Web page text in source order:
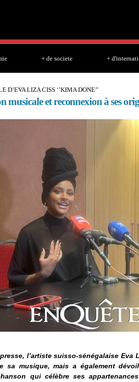
+ de societe +
D’EVA LIZA CISS ‘’KIMA DONE’’
musicale et reconnexion à ses
l’artiste suisso-sénégalaise Eva
sa musique, mais a également
qui célèbre ses